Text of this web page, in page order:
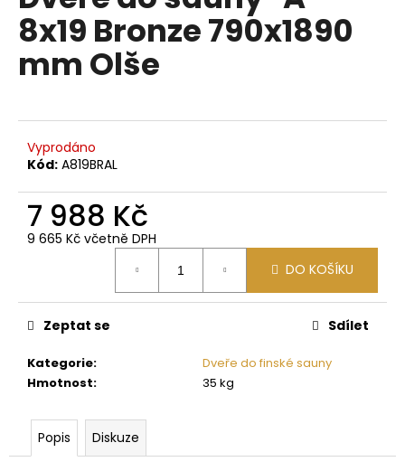
0,0
z
5
hvězdiček.
8x19 Bronze 790x1890
mm Olše
Vyprodáno
Kód: A819BRAL
7 988 Kč
9 665 Kč včetně DPH
DO KOŠÍKU
Kategorie:
Dveře do finské sauny
Hmotnost: 35 kg
Zeptat se Sdílet
Popis Diskuze
a
j
í
?
o
p
u